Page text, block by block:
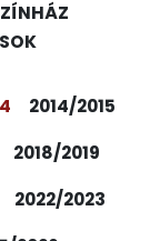
2014/2015
2018/2019
2022/2023